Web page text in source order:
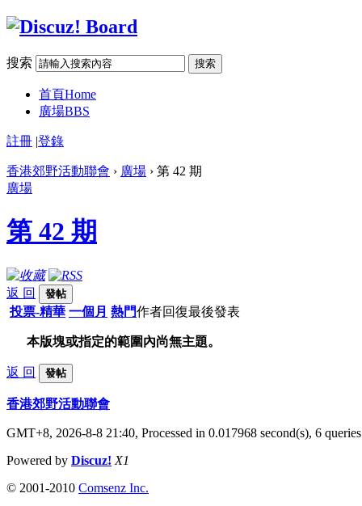
搜索 搜索
首頁Home
廣場BBS
註冊 |登錄
香港郊野活動聯會 › 廣場 › 第 42 期
廣場
第 42 期
返 回 發帖
投票-精華 一個月 熱門作者回復最後發表
本版塊或指定的範圍內尚無主題。
返 回 發帖
香港郊野活動聯會
GMT+8, 2026-8-8 21:40, Processed in 0.017968 second(s), 6 queries
Powered by Discuz! X1
© 2001-2010 Comsenz Inc.